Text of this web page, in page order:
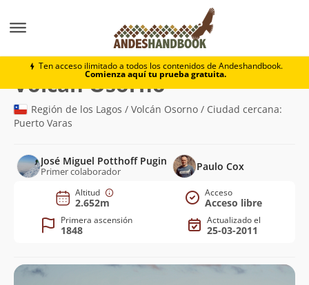
Ten acceso ilimitado a todos los contenidos de Andeshandbook.
Comienza aquí tu prueba gratuita.
Volcán Osorno
Volcán Osorno(2.652m)
Región de los Lagos / Volcán Osorno / Ciudad cercana:
Puerto Varas
José Miguel Potthoff Pugin
Primer colaborador Paulo Cox
Altitud
2.652m
Acceso
Acceso libre
Primera ascensión
1848
Actualizado el
25-03-2011